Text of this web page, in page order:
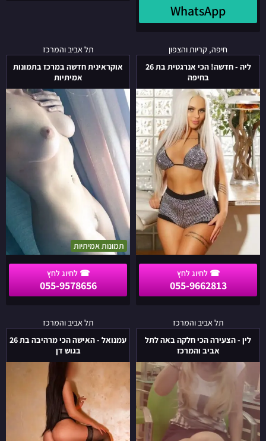
WhatsApp
חיפה, קריות והצפון
ליה - חדשה! הכי אנרגטית בת 26
בחיפה
055-9662813
ליה
-
חדשה!
הכי
אנרגטית
בת
26
בחיפה
תל אביב והמרכז
אוקראינית חדשה במרכז בתמונות
אמיתיות
תמונות אמיתיות
055-9578656
אוקראינית
חדשה
במרכז
בתמונות
אמיתיות
תל אביב והמרכז
לין - הצעירה הכי חלקה באה לתל
אביב והמרכז
לין
-
הצעירה
הכי
חלקה
באה
לתל
אביב
והמרכז
תל אביב והמרכז
עמנואל - האישה הכי מרהיבה בת 26
בגוש דן
עמנואל
-
האישה
הכי
מרהיבה
בת
26
בגוש
דן